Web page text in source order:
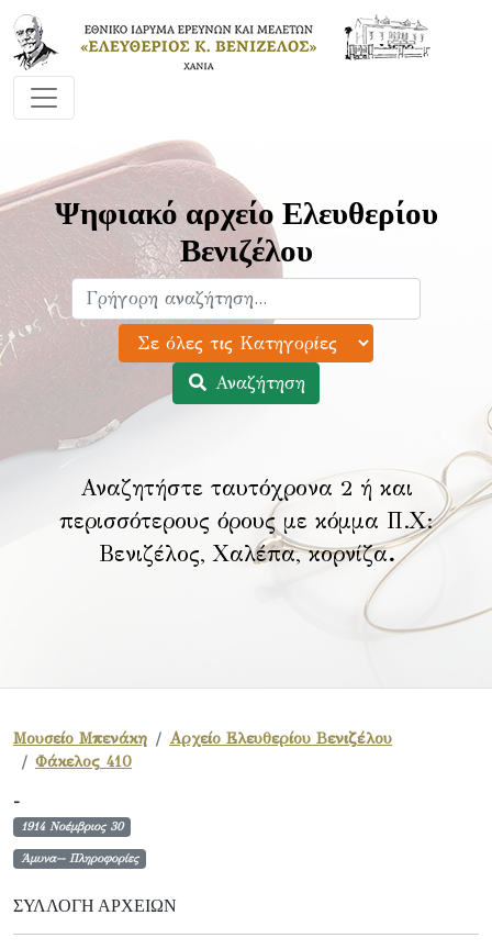
Ψηφιακό αρχείο Ελευθερίου
Βενιζέλου
Αναζήτηση
Αναζητήστε ταυτόχρονα 2 ή και
περισσότερους όρους με κόμμα Π.Χ:
Βενιζέλος, Χαλέπα, κορνίζα.
Μουσείο Μπενάκη
Αρχείο Ελευθερίου Βενιζέλου
Φάκελος 410
-
1914 Νοέμβριος 30
Άμυνα-- Πληροφορίες
ΣΥΛΛΟΓΉ ΑΡΧΕΊΩΝ